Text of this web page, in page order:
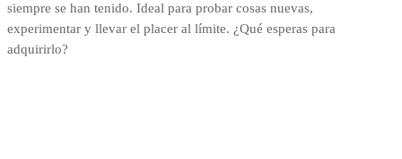
siempre se han tenido. Ideal para probar cosas nuevas,
experimentar y llevar el placer al límite. ¿Qué esperas para
adquirirlo?